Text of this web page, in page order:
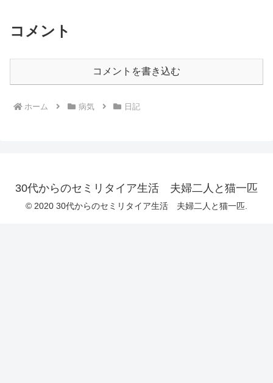
コメント
コメントを書き込む
ホーム 病気 日記
30代からのセミリタイア生活 夫婦二人と猫一匹
© 2020 30代からのセミリタイア生活 夫婦二人と猫一匹.